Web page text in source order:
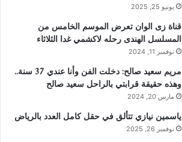
يونيو 25, 2025
قناة زى الوان تعرض الموسم الخامس من
المسلسل الهندى رحله لاكشمي غدا الثلاثاء
نوفمبر 11, 2024
مريم سعيد صالح: دخلت الفن وأنا عندي 37 سنة..
وهذه حقيقة قرابتي بالراحل سعيد صالح
مارس 20, 2024
ياسمين نيازي تتألق في حقل كامل العدد بالرياض
نوفمبر 26, 2025